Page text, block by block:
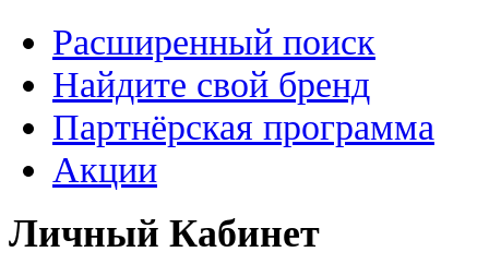
Расширенный поиск
Найдите свой бренд
Партнёрская программа
Акции
Личный Кабинет